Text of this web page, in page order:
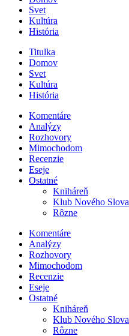
Svet
Kultúra
História
Titulka
Domov
Svet
Kultúra
História
Komentáre
Analýzy
Rozhovory
Mimochodom
Recenzie
Eseje
Ostatné
Kniháreň
Klub Nového Slova
Rôzne
Komentáre
Analýzy
Rozhovory
Mimochodom
Recenzie
Eseje
Ostatné
Kniháreň
Klub Nového Slova
Rôzne